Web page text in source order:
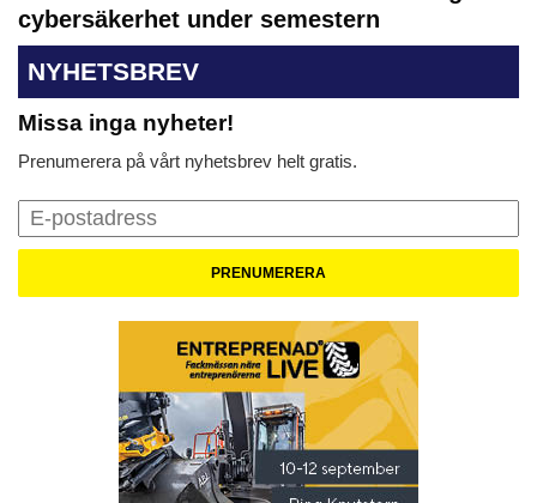
cybersäkerhet under semestern
NYHETSBREV
Missa inga nyheter!
Prenumerera på vårt nyhetsbrev helt gratis.